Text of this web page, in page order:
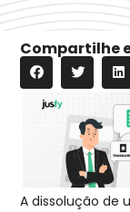
Compartilhe
A dissolução de